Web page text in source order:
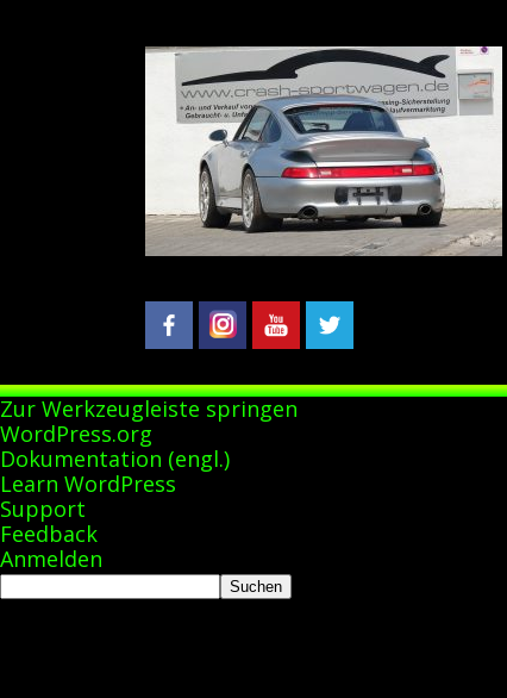
Zur Werkzeugleiste springen
Über
WordPress
WordPress.org
Dokumentation (engl.)
Learn WordPress
Support
Feedback
Anmelden
Suchen